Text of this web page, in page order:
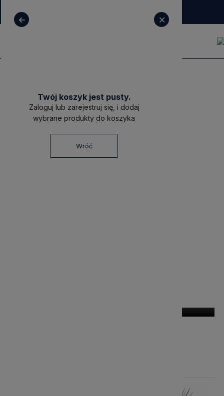
sklep@decoratore.pl
Twój koszyk jest pusty.
Zaloguj lub zarejestruj się, i dodaj
wybrane produkty do koszyka
Wróć